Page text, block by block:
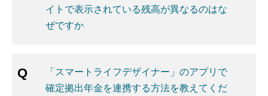
イトで表示されている残高が異なるのはな
ぜですか
「スマートライフデザイナー」のアプリで
確定拠出年金を連携する方法を教えてくだ